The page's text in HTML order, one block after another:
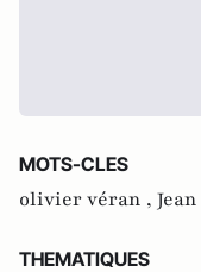
MOTS-CLES
olivier véran ,
THEMATIQUES